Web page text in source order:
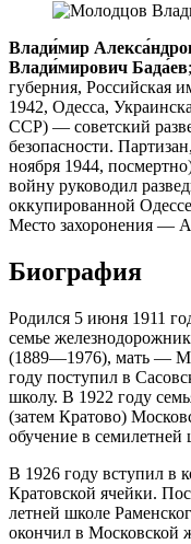
Влади́мир
Влади́мирович Бада́ев
губерния, Российская
1942, Одесса,
ССР) — советский
безопасности.
ноября 1944,
войну руководил
оккупированной
Место захоронения —
Биография
Родился 5 июня 1911
семье
(1889—1976), мать —
году поступил в
школу. В 1922 году
(затем Кратово)
обучение в семилетней
В 1926 году вступил в
Кратовской ячейки.
летней школе
окончил в Московской